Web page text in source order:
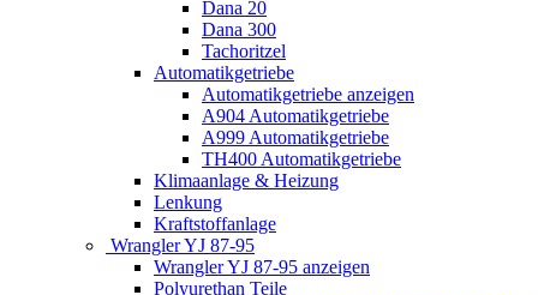
Dana 20
Dana 300
Tachoritzel
Automatikgetriebe
Automatikgetriebe anzeigen
A904 Automatikgetriebe
A999 Automatikgetriebe
TH400 Automatikgetriebe
Klimaanlage & Heizung
Lenkung
Kraftstoffanlage
Wrangler YJ 87-95
Wrangler YJ 87-95 anzeigen
Polyurethan Teile